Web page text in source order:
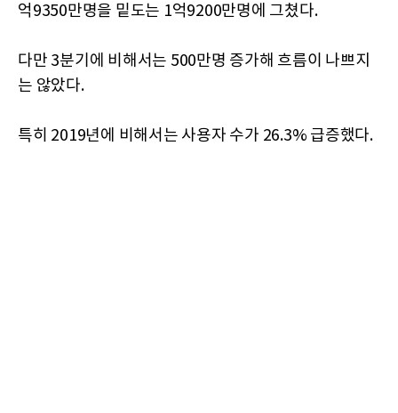
억9350만명을 밑도는 1억9200만명에 그쳤다.
다만 3분기에 비해서는 500만명 증가해 흐름이 나쁘지
는 않았다.
특히 2019년에 비해서는 사용자 수가 26.3% 급증했다.